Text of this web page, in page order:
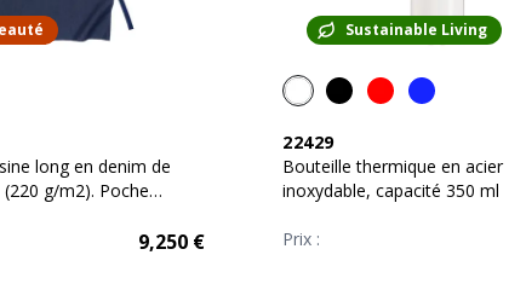
long en denim de
g/m2). Poche
9,250€
Sustainable Living
22429
Bouteille thermique en acier
inoxydable, capacité 350 ml
Prix :